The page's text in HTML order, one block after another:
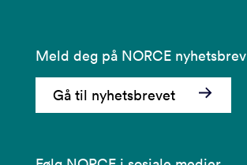
Meld deg på NORCE nyhetsbrev
Gå til nyhetsbrevet